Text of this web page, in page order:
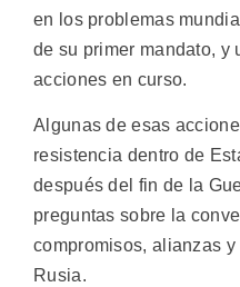
en los problemas
de su primer mandato, y
acciones en curso.
Algunas de esas
resistencia dentro de
después del fin de la
preguntas sobre la
compromisos, alianzas
Rusia.